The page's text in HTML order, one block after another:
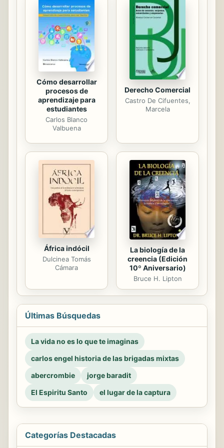
estudios históricos de la lengua
española. El DETEMA ofrece junto a
la interpretación conceptual el
contexto en el que se inserta cada
una de las voces estudiadas en
todos los...
Cómo desarrollar
procesos de
aprendizaje para
estudiantes
Carlos Blanco
Valbuena
Derecho Comercial
Castro De Cifuentes,
Marcela
África indócil
Dulcinea Tomás
Cámara
La biología de la
creencia (Edición
10º Aniversario)
Bruce H. Lipton
Últimas Búsquedas
La vida no es lo que te imaginas
carlos engel historia de las brigadas mixtas
abercrombie
jorge baradit
El Espiritu Santo
el lugar de la captura
Categorías Destacadas